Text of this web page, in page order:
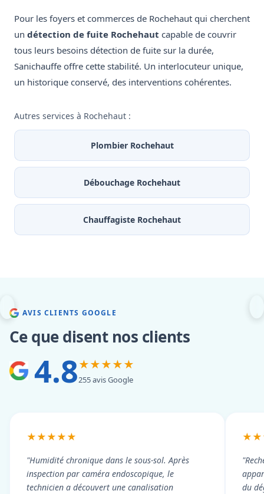
Pour les foyers et commerces de Rochehaut qui cherchent
un détection de fuite Rochehaut capable de couvrir
tous leurs besoins détection de fuite sur la durée,
Sanichauffe offre cette stabilité. Un interlocuteur unique,
un historique conservé, des interventions cohérentes.
Autres services à Rochehaut :
Plombier Rochehaut
Débouchage Rochehaut
Chauffagiste Rochehaut
AVIS CLIENTS GOOGLE
Ce que disent nos clients
4.8★★★★★
255 avis Google
★★★★★
"Humidité chronique dans le sous-sol. Après
inspection par caméra endoscopique, le
technicien a découvert une canalisation
du